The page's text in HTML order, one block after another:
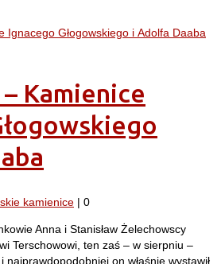
Kamienice
kamienice | 0
Anna i Stanisław Żelechowscy
Terschowowi, ten zaś – w sierpniu –
najprawdopodobniej on właśnie wystawił